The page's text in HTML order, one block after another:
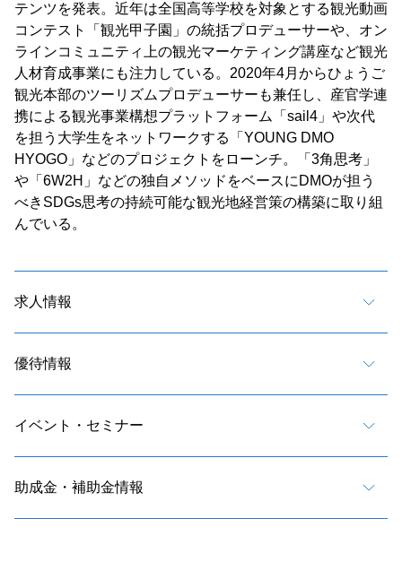
テンツを発表。近年は全国高等学校を対象とする観光動画
コンテスト「観光甲子園」の統括プロデューサーや、オン
ラインコミュニティ上の観光マーケティング講座など観光
人材育成事業にも注力している。2020年4月からひょうご
観光本部のツーリズムプロデューサーも兼任し、産官学連
携による観光事業構想プラットフォーム「sail4」や次代
を担う大学生をネットワークする「YOUNG DMO
HYOGO」などのプロジェクトをローンチ。「3角思考」
や「6W2H」などの独自メソッドをベースにDMOが担う
べきSDGs思考の持続可能な観光地経営策の構築に取り組
んでいる。
求人情報
優待情報
イベント・セミナー
助成金・補助金情報